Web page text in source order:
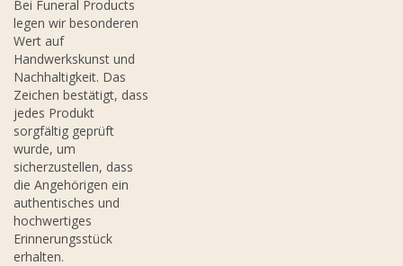
Bei Funeral Products
legen wir besonderen
Wert auf
Handwerkskunst und
Nachhaltigkeit. Das
Zeichen bestätigt, dass
jedes Produkt
sorgfältig geprüft
wurde, um
sicherzustellen, dass
die Angehörigen ein
authentisches und
hochwertiges
Erinnerungsstück
erhalten.